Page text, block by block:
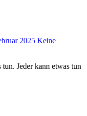
2025 Keine